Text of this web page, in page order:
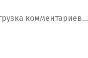
комментариев...